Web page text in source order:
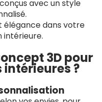
avec un style
dans votre
intérieure.
3D pour
?